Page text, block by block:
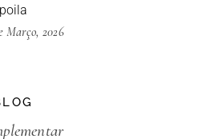
Março, 2026